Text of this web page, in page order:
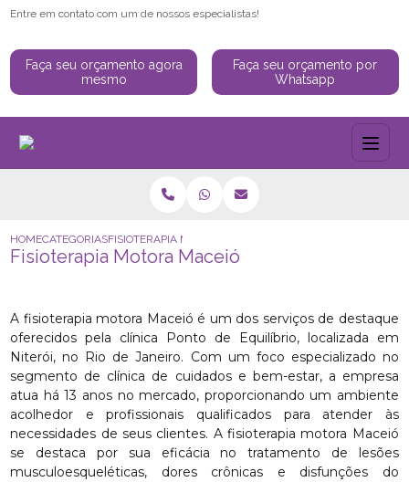
Entre em contato com um de nossos especialistas!
Faça seu orçamento agora
mesmo
Faça seu orçamento por
Whatsapp
HOMECATEGORIASFISIOTERAPIA MOTORA MACEIÓ
Fisioterapia Motora Maceió
A fisioterapia motora Maceió é um dos serviços de destaque
oferecidos pela clínica Ponto de Equilíbrio, localizada em
Niterói, no Rio de Janeiro. Com um foco especializado no
segmento de clínica de cuidados e bem-estar, a empresa
atua há 13 anos no mercado, proporcionando um ambiente
acolhedor e profissionais qualificados para atender às
necessidades de seus clientes. A fisioterapia motora Maceió
se destaca por sua eficácia no tratamento de lesões
musculoesqueléticas, dores crônicas e disfunções do